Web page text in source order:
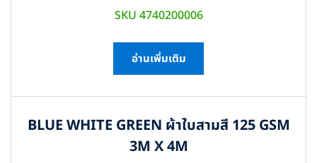
SKU 4740200006
อ่านเพิ่มเติม
BLUE WHITE GREEN ผ้าใบสามสี 125 GSM
3M X 4M